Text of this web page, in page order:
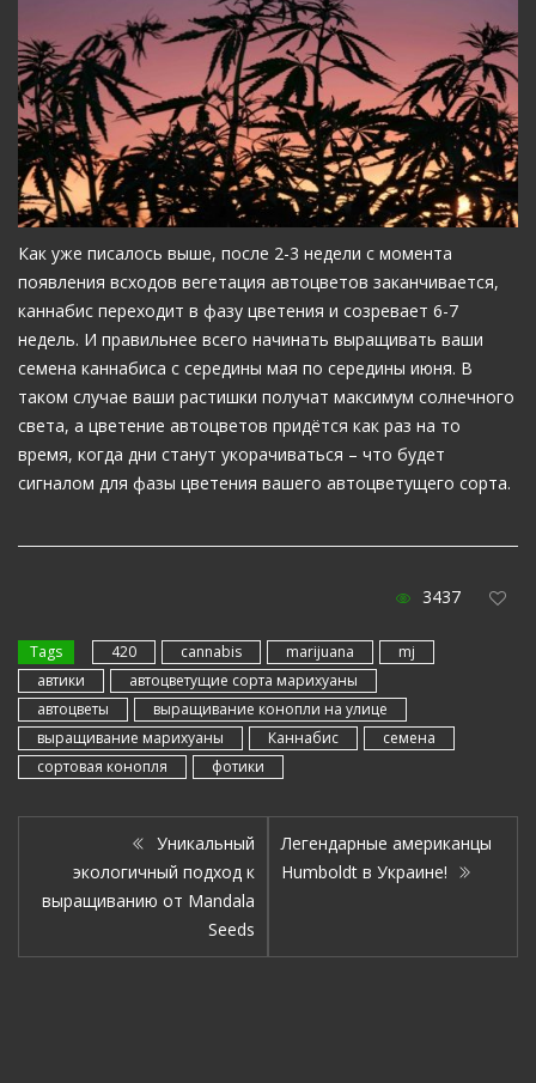
Как уже писалось выше, после 2-3 недели с момента
появления всходов вегетация автоцветов заканчивается,
каннабис переходит в фазу цветения и созревает 6-7
недель. И правильнее всего начинать выращивать ваши
семена каннабиса с середины мая по середины июня. В
таком случае ваши растишки получат максимум солнечного
света, а цветение автоцветов придётся как раз на то
время, когда дни станут укорачиваться – что будет
сигналом для фазы цветения вашего автоцветущего сорта.
3437
Tags 420 cannabis marijuana
mj
автики
автоцветущие сорта марихуаны
автоцветы
выращивание конопли на улице
выращивание марихуаны
Каннабис
семена
сортовая конопля
фотики
Уникальный
экологичный подход к
выращиванию от Mandala
Seeds
Легендарные американцы
Humboldt в Украине!